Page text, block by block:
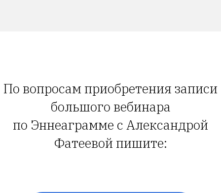
По вопросам приобретения записи
большого вебинара
по Эннеаграмме с Александрой
Фатеевой пишите: